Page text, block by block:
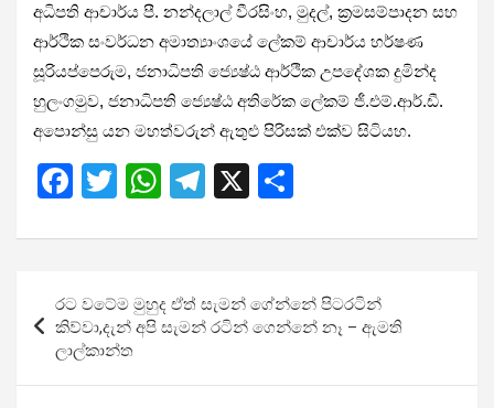
අධිපති ආචාර්ය පී. නන්දලාල් වීරසිංහ, මුදල්, ක්‍රමසම්පාදන සහ
ආර්ථික සංවර්ධන අමාත්‍යාංශයේ ලේකම් ආචාර්ය හර්ෂණ
සූරියප්පෙරුම, ජනාධිපති ජ්‍යෙෂ්ඨ ආර්ථික උපදේශක දුමින්ද
හුලංගමුව, ජනාධිපති ජ්‍යෙෂ්ඨ අතිරේක ලේකම් ජී.එම්.ආර්.ඩී.
අපොන්සු යන මහත්වරුන් ඇතුළු පිරිසක් එක්ව සිටියහ.
F
ce
b
o
o
k
T
tt
er
W
at
s
A
p
T
e
gr
a
X
ar
navigation
රට වටේම මුහුද ඒත් සැමන් ගේන්නේ පිටරටින්
කිව්වා,දැන් අපි සැමන් රටින් ගෙන්නේ නෑ – ඇමති
ලාල්කාන්ත